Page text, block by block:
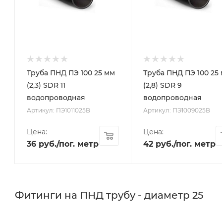
Труба ПНД ПЭ 100 25 мм
(2,3) SDR 11
водопроводная
Артикул: ПЭ1011025В
Цена:
36 руб./пог. метр
Труба ПНД ПЭ 100 25
(2,8) SDR 9
водопроводная
Артикул: ПЭ1009025В
Цена:
42руб./пог. метр
Фитинги на ПНД трубу - диаметр 25